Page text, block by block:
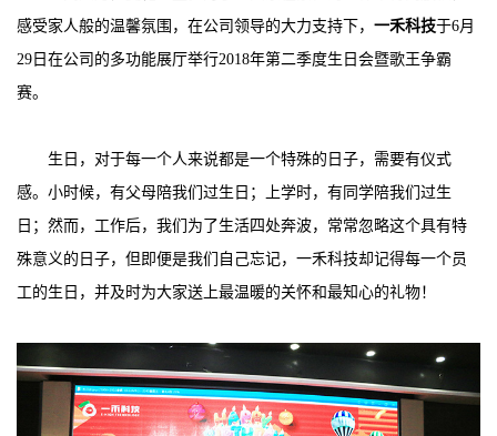
感受家人般的温馨氛围，在公司领导的大力支持下， 一禾科技于6月
29日在公司的多功能展厅举行2018年第二季度生日会暨歌王争霸
赛。
生日，对于每一个人来说都是一个特殊的日子，需要有仪式
感。小时候，有父母陪我们过生日；上学时，有同学陪我们过生
日；然而，工作后，我们为了生活四处奔波，常常忽略这个具有特
殊意义的日子，但即便是我们自己忘记，一禾科技却记得每一个员
工的生日，并及时为大家送上最温暖的关怀和最知心的礼物！